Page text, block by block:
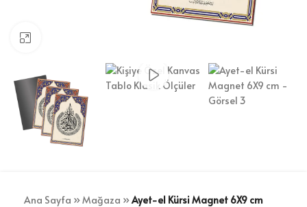
Ana Sayfa »Mağaza »Ayet-el Kürsi Magnet 6X9 cm